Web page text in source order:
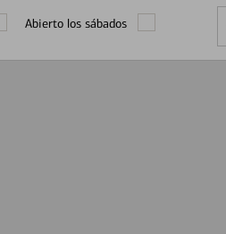
Abierto los sábados